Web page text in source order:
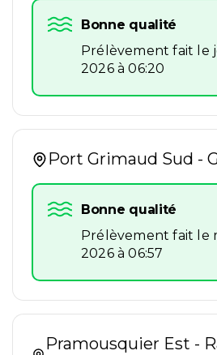
Bonne qualité
Prélèvement fait le
2026 à 06:20
Port Grimaud Sud -
Bonne qualité
Prélèvement fait le
2026 à 06:57
Pramousquier Est -